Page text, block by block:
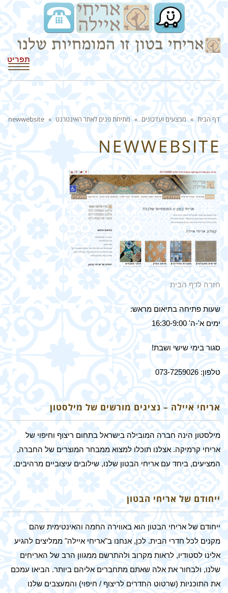
תפריט
דף הבית » מבצעים ועדכונים » מתיחת פנים לאתר האינטרנט »
newwebsite
NEWWEBSITE
חזרה לדף הבית
שעות פתיחה בתיאום מראש:
ימים א'-ה' 16:30-9:00
סגור בימי שישי ושבת!
טלפון: 073-7259026
אריחי איילה – נציגים מורשים של מילסטון
מילסטון הינה חברה המובילה בישראל בתחום ריצוף וחיפוי של
אריחי קרמיקה. אצלנו תוכלו למצוא ממבחר המוצרים של החברה,
המציעים, ביחד עם אריחי הבטון שלנו, שילובים עיצוביים מרהיבים.
ייחודם של אריחי הבטון
ייחודם של אריחי הבטון הוא באווירה החמה והאינטימית שהם
מקנים לכל חדרי הבית. לכן, אנחנו ב"אריחי איילה" ממליצים להגיע
אלינו לסטודיו, לראות מקרוב ולהתרשם ממגוון הרב של האריחים
שלנו, ולבחור את אלה שאתם מתחברים אליהם ביותר. הביאו עמכם
את התוכניות (שרטוט החדרים לריצוף / חיפוי) והמעצבים שלנו